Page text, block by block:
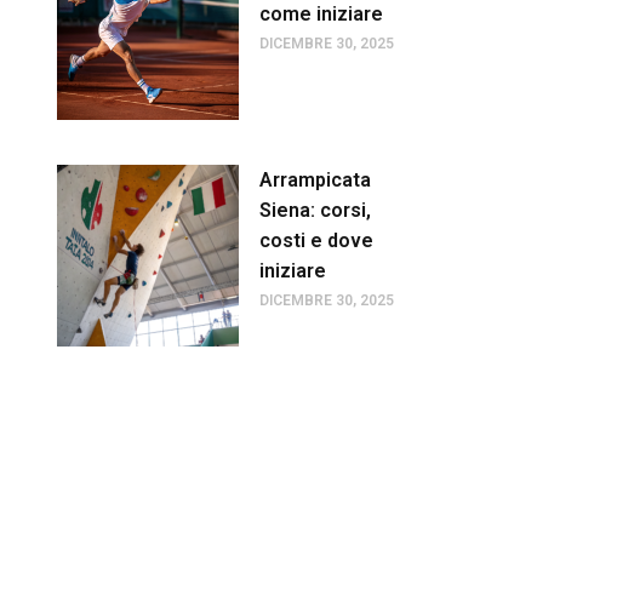
come iniziare
DICEMBRE 30, 2025
Arrampicata
Siena: corsi,
costi e dove
iniziare
DICEMBRE 30, 2025